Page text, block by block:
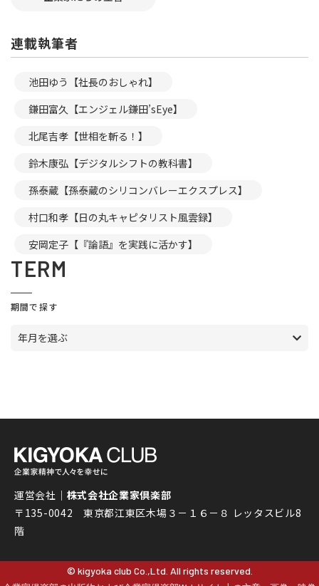
連載執筆者
池田ゆう【社長のおしゃれ】
鎌田富久【エンジェル鎌田’sEye】
北尾吉孝【世相を斬る！】
鈴木康弘【デジタルシフトの教科書】
孫泰蔵【孫泰蔵のシリコンバレーエクスプレス】
村口和孝【日の丸キャピタリスト風雲録】
安岡定子【『論語』を実践に活かす】
TERM
期間で探す
年月を選ぶ
運営会社｜ 株式会社企業家倶楽部
〒135-0042 東京都江東区木場３－１６－８ レッタスビル8
階
© kigyoka club Co.,Ltd. All rights reserved.